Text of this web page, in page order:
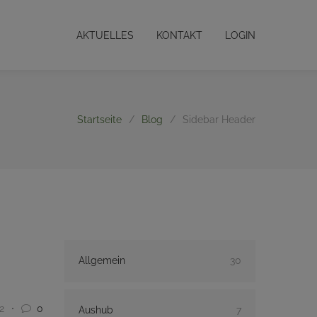
AKTUELLES KONTAKT LOGIN
Startseite / Blog / Sidebar Header
0
Allgemein 30
Aushub 7